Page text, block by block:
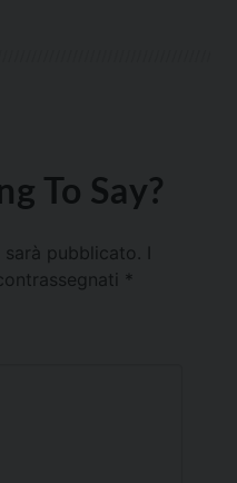
To Say?
pubblicato.
*